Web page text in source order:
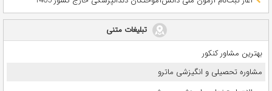
تبلیغات متنی
بهترین مشاور کنکور
مشاوره تحصیلی و انگیزشی ماترو